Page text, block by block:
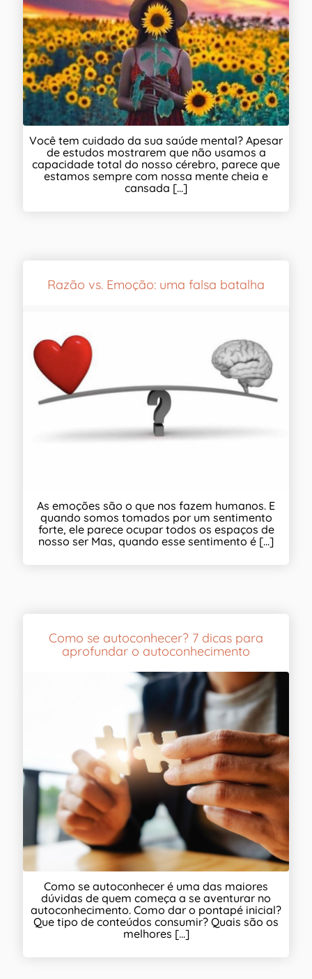
Você tem cuidado da sua saúde mental? Apesar
de estudos mostrarem que não usamos a
capacidade total do nosso cérebro, parece que
estamos sempre com nossa mente cheia e
cansada [...]
Razão vs. Emoção: uma falsa batalha
As emoções são o que nos fazem humanos. E
quando somos tomados por um sentimento
forte, ele parece ocupar todos os espaços de
nosso ser Mas, quando esse sentimento é [...]
Como se autoconhecer? 7 dicas para
aprofundar o autoconhecimento
Como se autoconhecer é uma das maiores
dúvidas de quem começa a se aventurar no
autoconhecimento. Como dar o pontapé inicial?
Que tipo de conteúdos consumir? Quais são os
melhores [...]